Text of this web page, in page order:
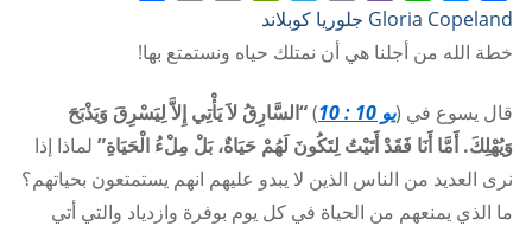
Facebook
Messenger
WhatsApp
Viber
Email
Telegram
PrintFriendly
Link
Gloria Copeland جلوريا كوبلاند
خطة الله من أجلنا هي أن نمتلك حياه ونستمتع بها!
قال يسوع في (يو 10 : 10 )“السَّارِقُ لاَ يَأْتِي إِلاَّ لِيَسْرِقَ وَيَذْبَحَ
وَيُهْلِكَ. أَمَّا أَنَا فَقَدْ أَتَيْتُ لِتَكُونَ لَهُمْ حَيَاةٌ، بَلْ مِلْءُ الْحَيَاةِ” لماذا إذا
نرى العديد من الناس الذين لا يبدو عليهم انهم يستمتعون بحياتهم؟
ما الذي يمنعهم من الحياة في كل يوم بوفرة وازدياد والتي أتي